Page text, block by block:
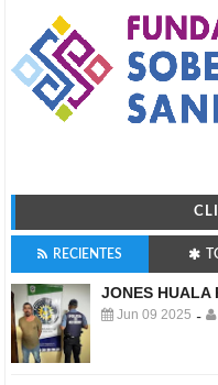
RECIENTES
JONES HUALA
Jun 09 2025 -